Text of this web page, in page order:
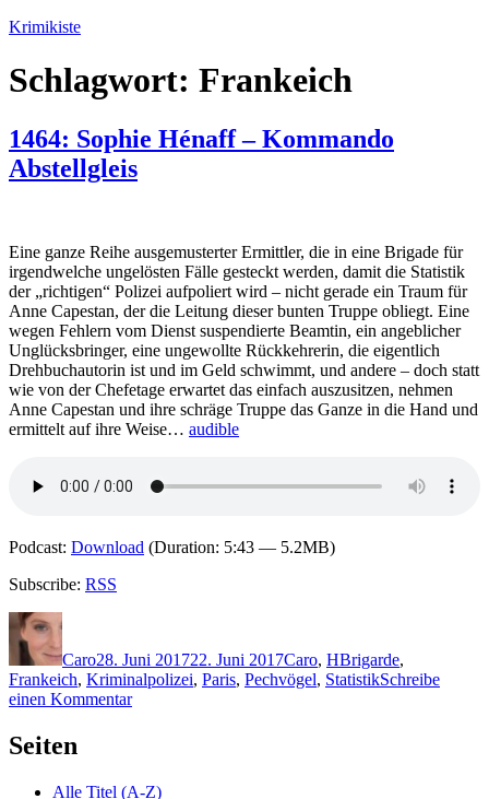
Zum
springen
Krimikiste
Schlagwort: Frankeich
1464: Sophie Hénaff – Kommando
Abstellgleis
Eine ganze Reihe ausgemusterter Ermittler, die in eine Brigade für
irgendwelche ungelösten Fälle gesteckt werden, damit die Statistik
der „richtigen“ Polizei aufpoliert wird – nicht gerade ein Traum für
Anne Capestan, der die Leitung dieser bunten Truppe obliegt. Eine
wegen Fehlern vom Dienst suspendierte Beamtin, ein angeblicher
Unglücksbringer, eine ungewollte Rückkehrerin, die eigentlich
Drehbuchautorin ist und im Geld schwimmt, und andere – doch statt
wie von der Chefetage erwartet das einfach auszusitzen, nehmen
Anne Capestan und ihre schräge Truppe das Ganze in die Hand und
ermittelt auf ihre Weise… audible
Podcast: Download (Duration: 5:43 — 5.2MB)
Subscribe: RSS
Autor
Caro28. Juni 201722. Juni 2017Caro, HBrigarde,
Frankeich, Kriminalpolizei, Paris, Pechvögel, StatistikSchreibe
einen Kommentarzu
Seiten
Alle Titel (A-Z)